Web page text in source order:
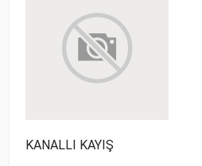
KANALLI KAYIŞ